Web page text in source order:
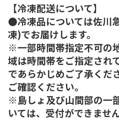
【冷凍配送について】
●冷凍品については佐川
凍)でお届けします。
※一部時間帯指定不可の
域は時間帯をご指定され
であらかじめご了承くだ
ご確認ください。
※島しょ及び山間部の一
いては、受付ができませ